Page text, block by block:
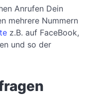
Anrufen Dein
mehrere Nummern
z.B. auf FaceBook,
und so der